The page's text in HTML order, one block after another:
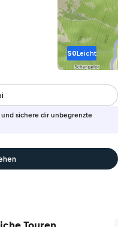
S0Leicht
sichere dir unbegrenzte